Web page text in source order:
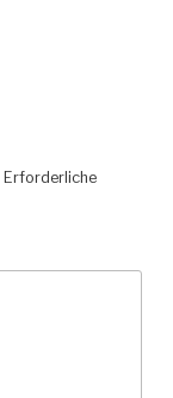
Erforderliche